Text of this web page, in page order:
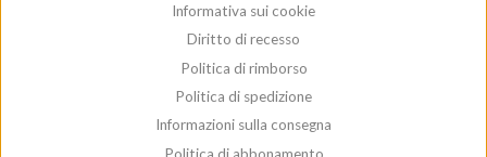
Informativa sui cookie
Diritto di recesso
Politica di rimborso
Politica di spedizione
Informazioni sulla consegna